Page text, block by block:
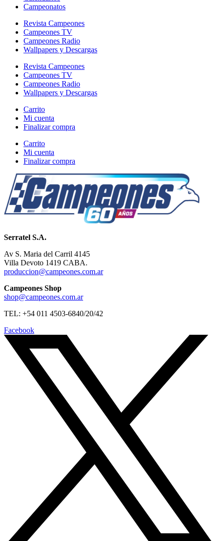
Campeonatos
Revista Campeones
Campeones TV
Campeones Radio
Wallpapers y Descargas
Revista Campeones
Campeones TV
Campeones Radio
Wallpapers y Descargas
Carrito
Mi cuenta
Finalizar compra
Carrito
Mi cuenta
Finalizar compra
Serratel S.A.
Av S. Maria del Carril 4145
Villa Devoto 1419 CABA.
produccion@campeones.com.ar
Campeones Shop
shop@campeones.com.ar
TEL: +54 011 4503-6840/20/42
Facebook